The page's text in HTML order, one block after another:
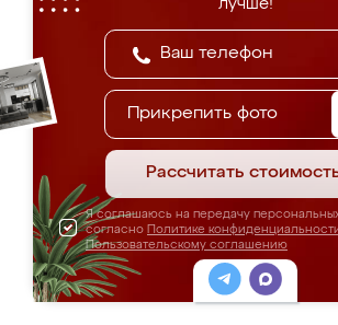
лучше!
Прикрепить фото
Рассчитать
Я соглашаюсь на передачу
согласно Политике
Пользовательскому соглашению